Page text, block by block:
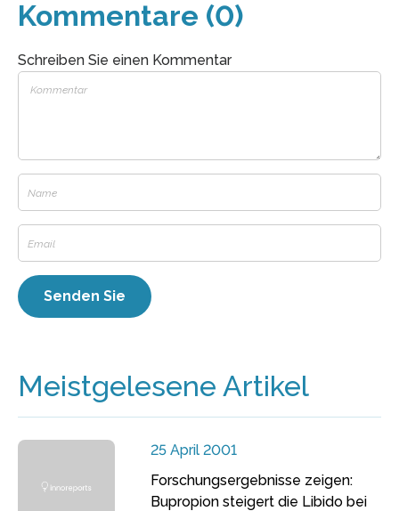
Kommentare (0)
Schreiben Sie einen Kommentar
Meistgelesene Artikel
25 April 2001
Forschungsergebnisse zeigen:
Bupropion steigert die Libido bei